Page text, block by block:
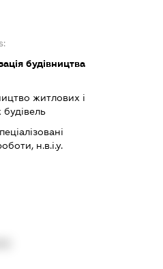
будівництва
житлових і
н.в.і.у.